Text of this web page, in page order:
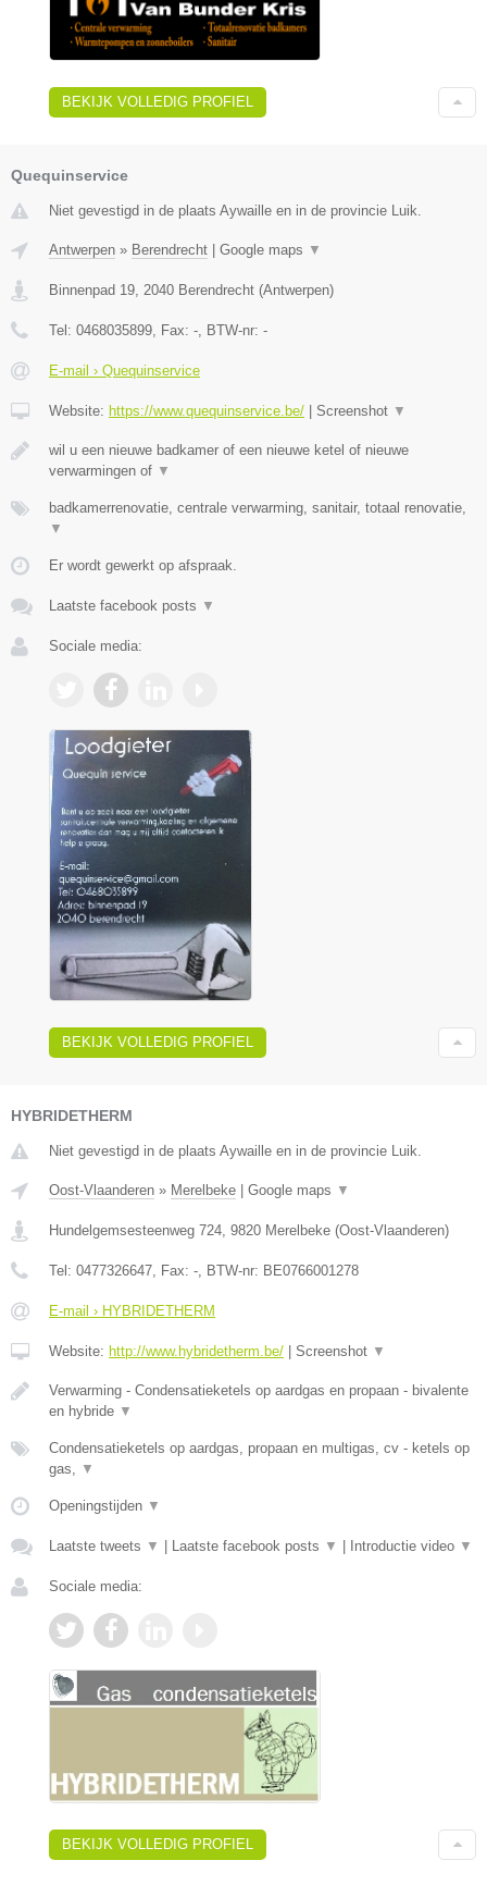
BEKIJK VOLLEDIG PROFIEL
Quequinservice
Niet gevestigd in de plaats Aywaille en in de provincie Luik.
Antwerpen » Berendrecht Google maps ▼
Binnenpad 19, 2040 Berendrecht (Antwerpen)
Tel: 0468035899, Fax: -, BTW-nr: -
E-mail › Quequinservice
Website: https://www.quequinservice.be/ Screenshot ▼
wil u een nieuwe badkamer of een nieuwe ketel of nieuwe
verwarmingen of ▼
badkamerrenovatie, centrale verwarming, sanitair, totaal renovatie,
▼
Er wordt gewerkt op afspraak.
Laatste facebook posts ▼
Sociale media:
BEKIJK VOLLEDIG PROFIEL
HYBRIDETHERM
Niet gevestigd in de plaats Aywaille en in de provincie Luik.
Oost-Vlaanderen » Merelbeke | Google maps ▼
Hundelgemsesteenweg 724 9820 Merelbeke (Oost-Vlaanderen)
Tel: 0477326647 , Fax: - , BTW-nr: BE0766001278
E-mail › HYBRIDETHERM
Website: http://www.hybridetherm.be/ | Screenshot ▼
Verwarming - Condensatieketels op aardgas en propaan - bivalente
en hybride ▼
Condensatieketels op aardgas, propaan en multigas, cv - ketels op
gas,
▼
Openingstijden ▼
Laatste tweets ▼ | Laatste facebook posts ▼ | Introductie video ▼
Sociale media:
BEKIJK VOLLEDIG PROFIEL